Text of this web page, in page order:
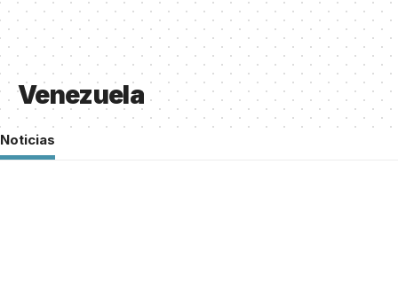
Venezuela
Noticias